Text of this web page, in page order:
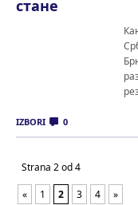
стане
IZBORI 0
Strana 2 od 4
«
1 2 3 4 »